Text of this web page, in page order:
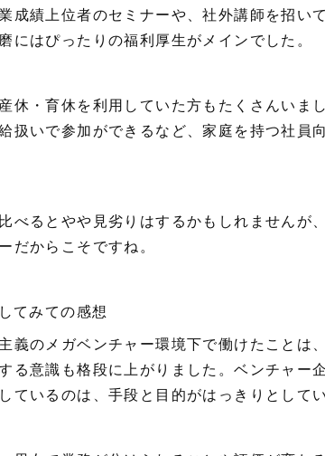
成績上位者のセミナーや、社外講師を招い
にはぴったりの福利厚生がメインでした。
休・育休を利用していた方もたくさんいま
扱いで参加ができるなど、家庭を持つ社員
べるとやや見劣りはするかもしれませんが
だからこそですね。
てみての感想
義のメガベンチャー環境下で働けたことは
る意識も格段に上がりました。ベンチャー
ているのは、手段と目的がはっきりとして